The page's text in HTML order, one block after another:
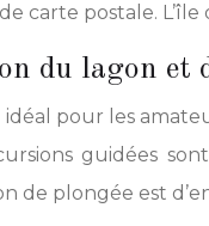
carte postale.
du lagon et
pour les
guidées
de plongée est